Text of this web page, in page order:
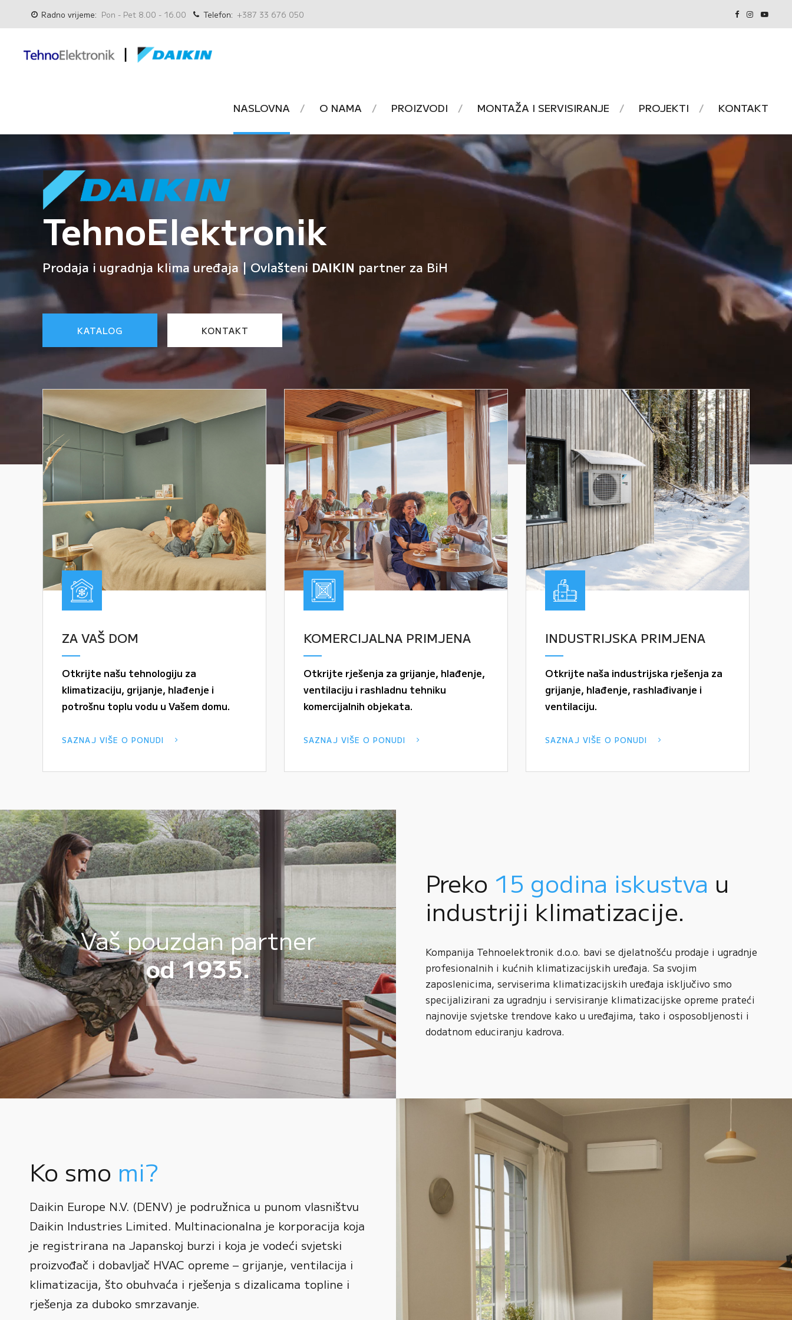
Radno vrijeme: Pon - Pet 8.00 - 16.00 Telefon: +387 33 676 050
NASLOVNA O NAMA PROIZVODI MONTAŽA I SERVISIRANJE PROJEKTI KONTAKT
TehnoElektronik
Prodaja i ugradnja klima uređaja | Ovlašteni DAIKIN partner za BiH
KATALOG KONTAKT
ZA VAŠ DOM
Otkrijte našu tehnologiju za
klimatizaciju, grijanje, hlađenje i
potrošnu toplu vodu u Vašem domu.
SAZNAJ VIŠE O PONUDI
KOMERCIJALNA PRIMJENA
Otkrijte rješenja za grijanje, hlađenje,
ventilaciju i rashladnu tehniku
komercijalnih objekata.
SAZNAJ VIŠE O PONUDI
INDUSTRIJSKA PRIMJENA
Otkrijte naša industrijska rješenja za
grijanje, hlađenje, rashlađivanje i
ventilaciju.
SAZNAJ VIŠE O PONUDI
Vaš pouzdan partner
od 1935.
Preko 15 godina iskustva u
industriji klimatizacije.
Kompanija Tehnoelektronik d.o.o. bavi se djelatnošću prodaje i ugradnje
profesionalnih i kućnih klimatizacijskih uređaja. Sa svojim
zaposlenicima, serviserima klimatizacijskih uređaja isključivo smo
specijalizirani za ugradnju i servisiranje klimatizacijske opreme prateći
najnovije svjetske trendove kako u uređajima, tako i osposobljenosti i
dodatnom educiranju kadrova.
Ko smo mi?
Daikin Europe N.V. (DENV) je podružnica u punom vlasništvu
Daikin Industries Limited. Multinacionalna je korporacija koja
je registrirana na Japanskoj burzi i koja je vodeći svjetski
proizvođač i dobavljač HVAC opreme – grijanje, ventilacija i
klimatizacija, što obuhvaća i rješenja s dizalicama topline i
rješenja za duboko smrzavanje.
0
1
2
3
4
0
1
2
3
0
1
2
0